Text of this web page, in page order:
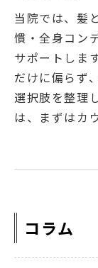
当院では、髪
慣・全身コン
サポートしま
だけに偏らず
選択肢を整理
は、まずはカ
コラム